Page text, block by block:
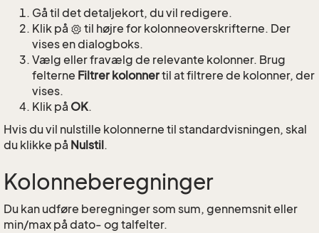
Gå til det detaljekort, du vil redigere.
Klik på
til højre for kolonneoverskrifterne. Der
vises en dialogboks.
Vælg eller fravælg de relevante kolonner. Brug
felterne Filtrer kolonnertil at filtrere de kolonner, der
vises.
Klik på OK.
Hvis du vil nulstille kolonnerne til standardvisningen, skal
du klikke på Nulstil.
Kolonneberegninger
Du kan udføre beregninger som sum, gennemsnit eller
min/max på dato- og talfelter.